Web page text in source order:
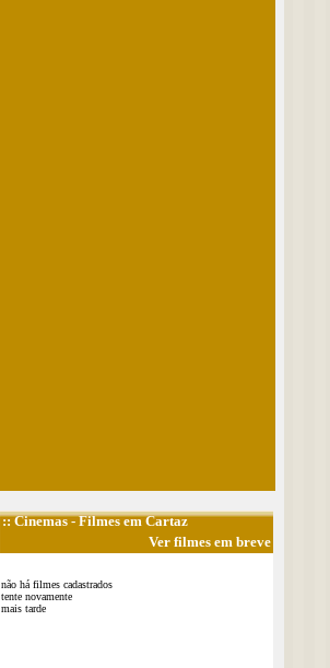
::Cinemas- Filmes em Cartaz
Ver filmes em breve
não há filmes cadastrados
tente novamente
mais tarde